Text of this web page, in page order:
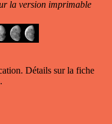
la version imprimable
Détails sur la fiche